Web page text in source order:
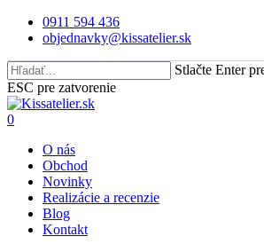
Skip
content
0911 594 436
objednavky@kissatelier.sk
Stlačte Enter
ESC pre zatvorenie
Close
Search
search
0
O nás
Obchod
Novinky
Realizácie a recenzie
Blog
Kontakt